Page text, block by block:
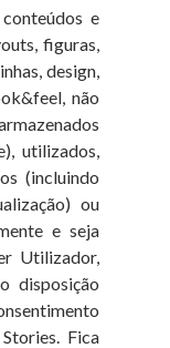
e
figuras,
design,
não
utilizados,
(incluindo
ou
e seja
Utilizador,
disposição
Fica